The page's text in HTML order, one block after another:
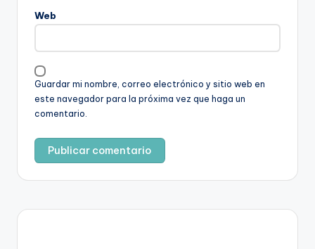
Web
Guardar mi nombre, correo electrónico y sitio web en
este navegador para la próxima vez que haga un
comentario.